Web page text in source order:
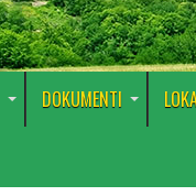
DOKUMENTI